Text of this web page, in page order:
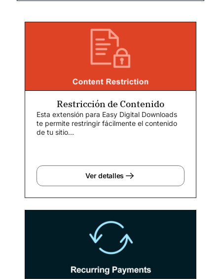
Restricción de Contenido
Esta extensión para Easy Digital Downloads
te permite restringir fácilmente el contenido
de tu sitio...
Ver detalles